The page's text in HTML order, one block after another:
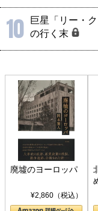
10
巨星「リー・
の行く末
廃墟のヨーロッパ
¥2,860（税込）